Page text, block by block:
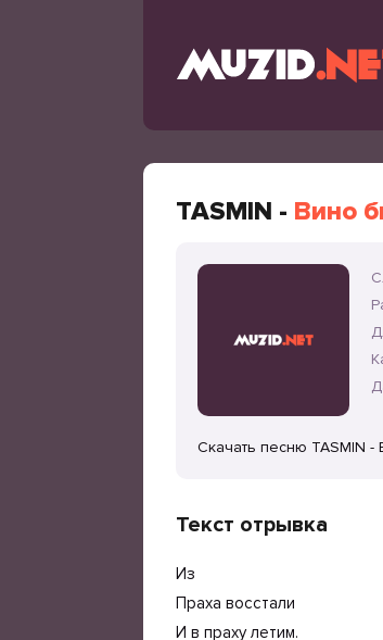
TASMIN - Вино
Скачать песню TASMIN
Текст отрывка
Из
Праха восстали
И в праху летим.